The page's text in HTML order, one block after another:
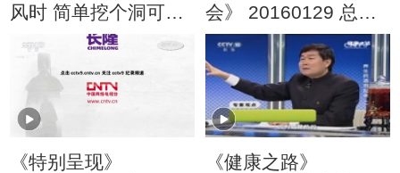
风时 简单挖个洞可躲
会》 20160129 总决
赛 第十一场
《特别呈现》
《健康之路》